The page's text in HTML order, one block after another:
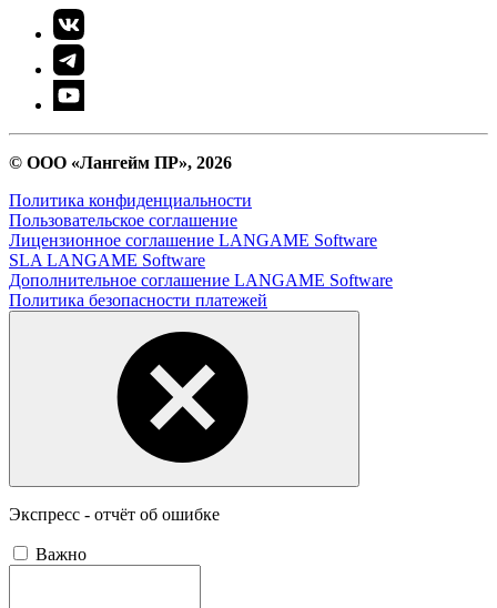
© ООО «Лангейм ПР», 2026
Политика конфиденциальности
Пользовательское соглашение
Лицензионное соглашение LANGAME Software
SLA LANGAME Software
Дополнительное соглашение LANGAME Software
Политика безопасности платежей
Экспресс - отчёт об ошибке
Важно